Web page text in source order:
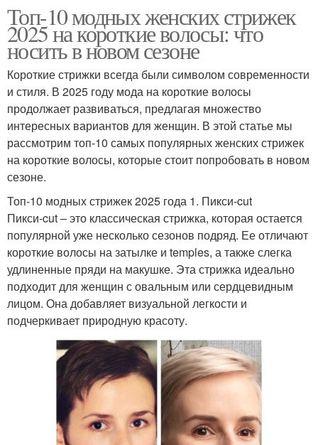
Топ-10 модных женских стрижек
2025 на короткие волосы: что
носить в новом сезоне
Короткие стрижки всегда были символом современности
и стиля. В 2025 году мода на короткие волосы
продолжает развиваться, предлагая множество
интересных вариантов для женщин. В этой статье мы
рассмотрим топ-10 самых популярных женских стрижек
на короткие волосы, которые стоит попробовать в новом
сезоне.
Топ-10 модных стрижек 2025 года 1. Пикси-cut
Пикси-cut – это классическая стрижка, которая остается
популярной уже несколько сезонов подряд. Ее отличают
короткие волосы на затылке и temples, а также слегка
удлиненные пряди на макушке. Эта стрижка идеально
подходит для женщин с овальным или сердцевидным
лицом. Она добавляет визуальной легкости и
подчеркивает природную красоту.